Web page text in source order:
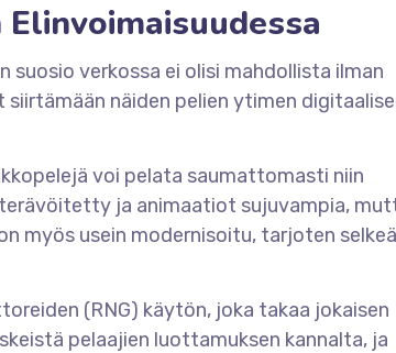
verkossa ei olisi mahdollista ilman
näiden pelien ytimen
voi pelata saumattomasti niin
ja animaatiot sujuvampia,
myös usein modernisoitu, tarjoten
(RNG) käytön, joka takaa jokaisen
pelaajien luottamuksen kannalta, ja